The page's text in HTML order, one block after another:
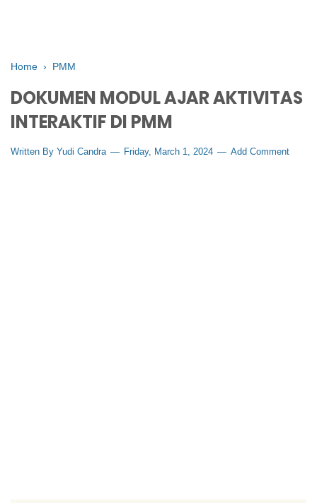
Home › PMM
DOKUMEN MODUL AJAR AKTIVITAS
INTERAKTIF DI PMM
Written By Yudi Candra Friday, March 1, 2024 Add Comment